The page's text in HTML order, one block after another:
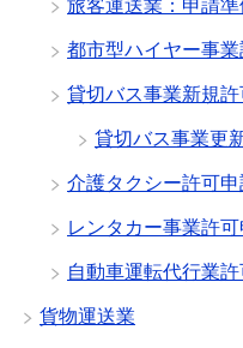
旅客運送業：申請
都市型ハイヤー事
貸切バス事業新規許
貸切バス事業更
介護タクシー許可申
レンタカー事業許
自動車運転代行業許
貨物運送業